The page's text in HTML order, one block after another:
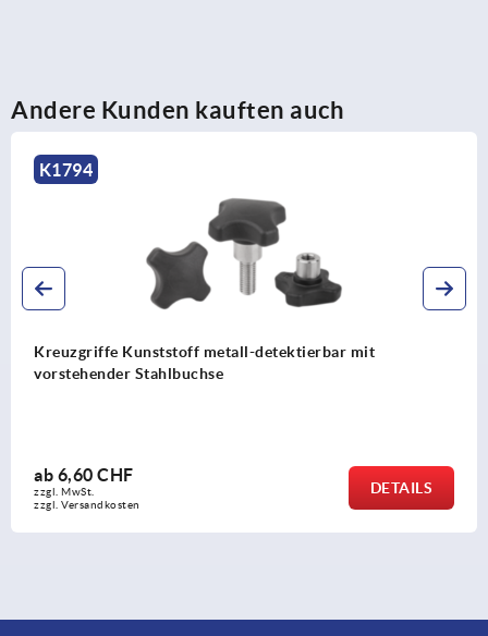
Andere Kunden kauften auch
K0155
Sterngriffe mit Sicherungsband ähnlich DIN 6336
ab1,58 CHF
zzgl. MwSt.
zzgl. Versandkosten
DETAILS